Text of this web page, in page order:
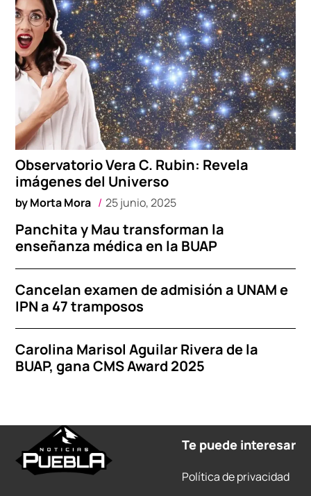
Observatorio Vera C. Rubin: Revela
imágenes del Universo
byMorta Mora 25 junio, 2025
Panchita y Mau transforman la
enseñanza médica en la BUAP
Cancelan examen de admisión a UNAM e
IPN a 47 tramposos
Carolina Marisol Aguilar Rivera de la
BUAP, gana CMS Award 2025
Te puede interesar
Política de privacidad